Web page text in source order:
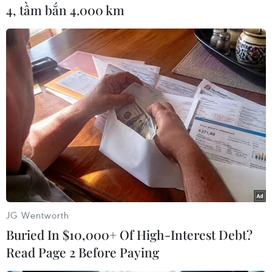
căng thẳng.
(TTXVN/Vietnam+)
#Trao đổi tù binh #Nga và Ukraine
#Binh sỹ Nga
4, tầm bắn 4.000 km
JG Wentworth
Buried In $10,000+ Of High-Interest Debt?
Read Page 2 Before Paying